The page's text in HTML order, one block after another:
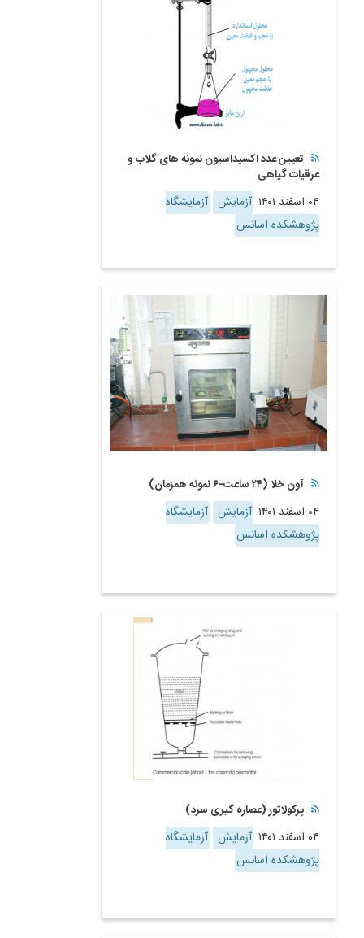
تعیین عدد اکسیداسیون نمونه های گلاب و
عرقیات گیاهی
۰۴ اسفند ۱۴۰۱ آزمایش آزمایشگاه
پژوهشکده اسانس
آون خلا (۲۴ ساعت-۶ نمونه همزمان)
۰۴ اسفند ۱۴۰۱ آزمایش آزمایشگاه
پژوهشکده اسانس
پرکولاتور (عصاره گیری سرد)
۰۴ اسفند ۱۴۰۱ آزمایش آزمایشگاه
پژوهشکده اسانس